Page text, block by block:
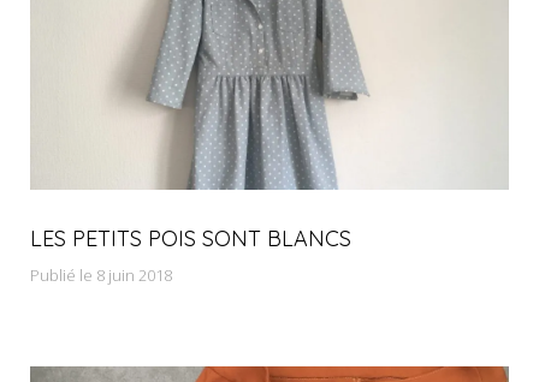
LES PETITS POIS SONT BLANCS
Publié le 8 juin 2018